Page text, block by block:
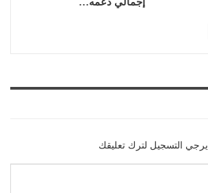
يرجي التسجيل لترك تعليقك